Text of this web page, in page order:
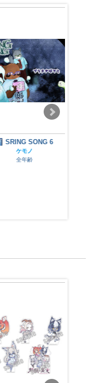
SRING SONG 6
ケモノ
全年齢